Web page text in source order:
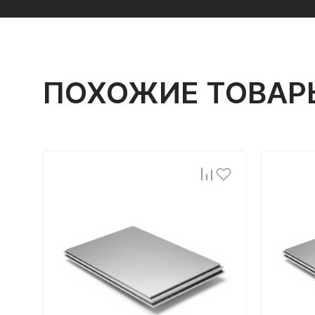
ПОХОЖИЕ